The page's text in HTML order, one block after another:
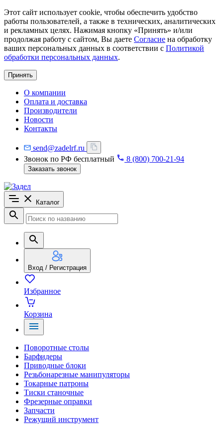
Этот сайт использует cookie, чтобы обеспечить удобство
работы пользователей, а также в технических, аналитических
и рекламных целях. Нажимая кнопку «Принять» и/или
продолжая работу с сайтом, Вы даете Согласие на обработку
ваших персональных данных в соответствии с Политикой
обработки персональных данных.
Принять
О компании
Оплата и доставка
Производители
Новости
Контакты
send@zadelrf.ru
Звонок по РФ бесплатный
8 (800) 700-21-94
Заказать звонок
Каталог
Вход / Регистрация
Избранное
Корзина
Поворотные столы
Барфидеры
Приводные блоки
Резьбонарезные манипуляторы
Токарные патроны
Тиски станочные
Фрезерные оправки
Запчасти
Режущий инструмент